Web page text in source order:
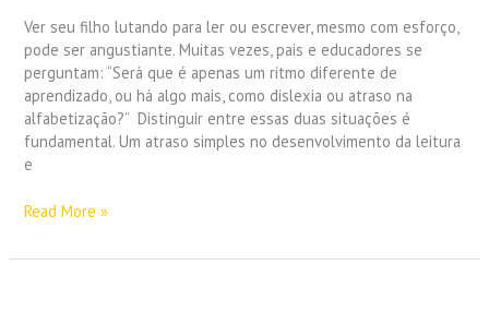
Ver seu filho lutando para ler ou escrever, mesmo com esforço,
pode ser angustiante. Muitas vezes, pais e educadores se
perguntam: “Será que é apenas um ritmo diferente de
aprendizado, ou há algo mais, como dislexia ou atraso na
alfabetização?” Distinguir entre essas duas situações é
fundamental. Um atraso simples no desenvolvimento da leitura
e
Pode
Mostrar
a
Diferença
Read More »